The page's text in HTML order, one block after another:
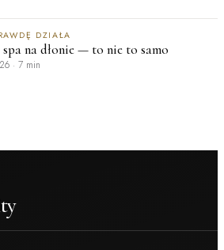
DZIAŁA
na dłonie — to nie to samo
· 7 min